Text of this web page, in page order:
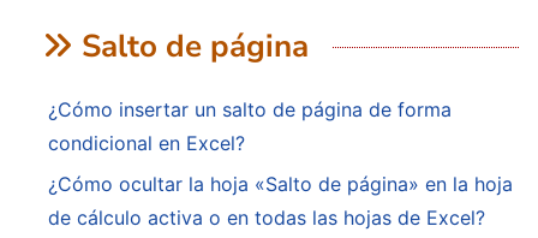
Salto de página
¿Cómo insertar un salto de página de forma
condicional en Excel?
¿Cómo ocultar la hoja «Salto de página» en la hoja
de cálculo activa o en todas las hojas de Excel?